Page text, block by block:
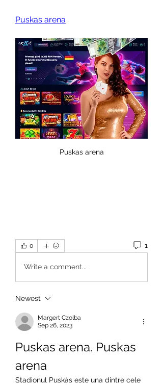
Puskas arena
Puskas arena
0 1
Write a comment...
Newest
Margert Czolba
Sep 26, 2023
Puskas arena. Puskas
arena
Stadionul Puskás este una dintre cele